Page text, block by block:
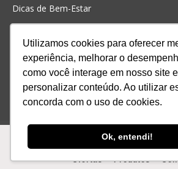
Utilizamos cookies para oferecer
experiência, melhorar o
como você interage em nosso site e
personalizar conteúdo. Ao utilizar
concorda com o uso de cookies.
Ok, entendi!
Dicas de Bem-Estar
Cristianismo
Simpatias
Significado dos sonhos
Ofertas Produtos
Ofertas Produtos